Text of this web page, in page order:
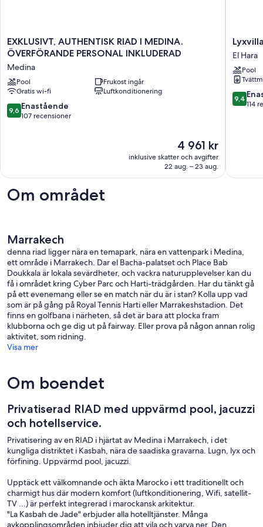
EXKLUSIVT,
AUTHENTISK
I
MEDINA.
ÖVERFÖRANDE
PERSONAL
INKLUDERAD
EXKLUSIVT, AUTHENTISK RIAD I MEDINA.
ÖVERFÖRANDE PERSONAL INKLUDERAD
Medina
Pool
Frukost ingår
Gratis wi-fi
Luftkonditionering
9.6
av
9,6 Enastående
107 recensioner
Priset
är
4 961 kr
4 961 kr
inklusive skatter och avgifter
22 aug. – 23 aug.
Lyxvilla
med
privat
pool
lugnt
El Hara
Pool
9.4
av
9,4
114
Om området
Marrakech
denna riad ligger nära en temapark, nära en vattenpark i Medina,
ett område i Marrakech. Dar el Bacha-palatset och Place Bab
Doukkala är lokala sevärdheter, och vackra naturupplevelser kan du
få i området kring Cyber Parc och Harti-trädgården. Har du tänkt gå
på ett evenemang eller se en match när du är i stan? Kolla upp vad
som är på gång på Royal Tennis Harti eller Marrakeshstadion. Det
finns en golfbana i närheten, så det är bara att plocka fram
klubborna och ge dig ut på fairway. Eller prova på någon annan rolig
aktivitet, som ridning.
Visa mer
Om boendet
Privatiserad RIAD med uppvärmd pool, jacuzzi
och hotellservice.
Privatisering av en RIAD i hjärtat av Medina i Marrakech, i det
kungliga distriktet i Kasbah, nära de saadiska gravarna. Lugn, lyx och
förfining. Uppvärmd pool, jacuzzi.
Upptäck ett välkomnande och äkta Marocko i ett traditionellt och
charmigt hus där modern komfort (luftkonditionering, Wifi, satellit-
TV ...) är perfekt integrerad i marockansk arkitektur.
"La Kasbah de Jade" erbjuder alla hotelltjänster. Många
avkopplingsområden inbjuder dig att vila och varva ner. Den